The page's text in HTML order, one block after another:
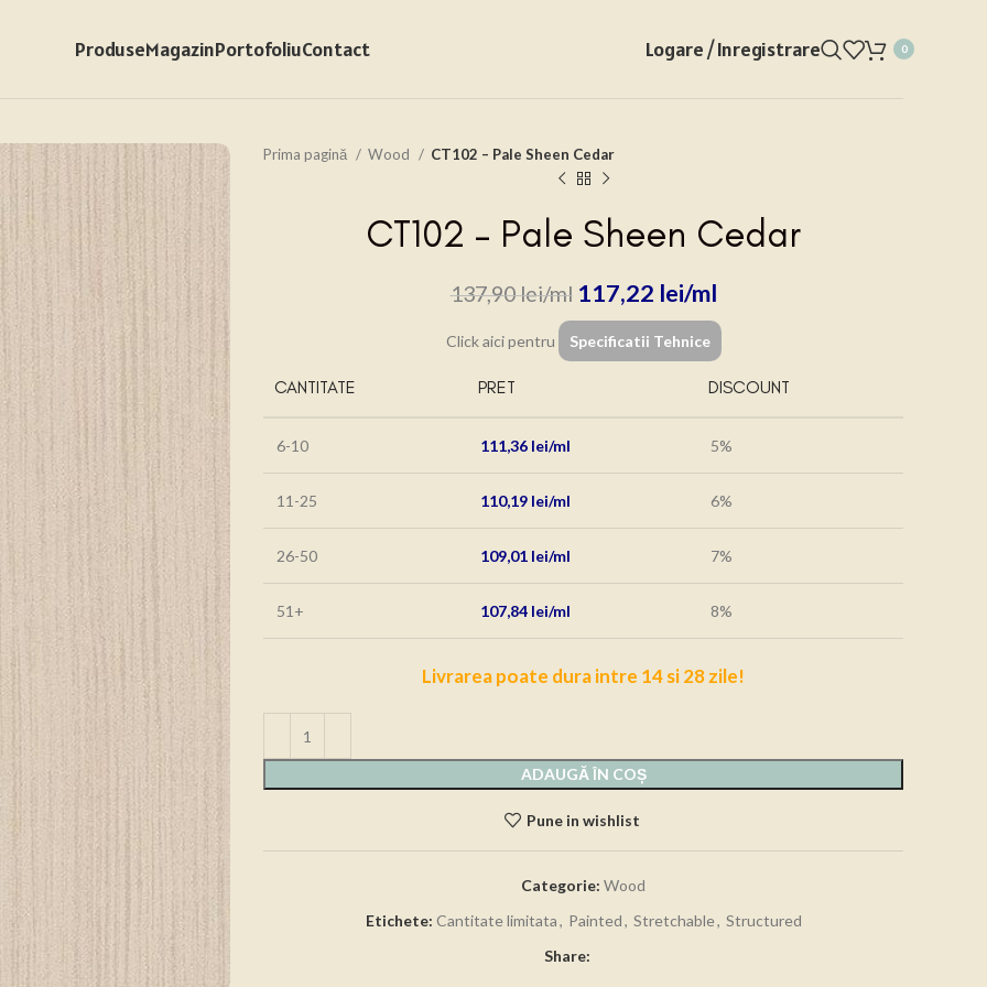
ProduseMagazinPortofoliuContact Logare / Inregistrare 0
Prima pagină Wood CT102 – Pale Sheen Cedar
CT102 – Pale Sheen Cedar
137,90lei 117,22 lei
Click aici pentru Specificatii Tehnice
CANTITATE PRET DISCOUNT
6-10 111,36 lei 5%
11-25 110,19 lei 6%
26-50 109,01 lei 7%
51+ 107,84 lei 8%
Livrarea poate dura intre 14 si 28 zile!
ADAUGĂ ÎN COȘ
Pune in wishlist
Categorie: Wood
Etichete: Cantitate limitata, Painted, Stretchable, Structured
Share: